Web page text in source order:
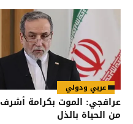
عربي ودولي
عراقجي: الموت بكرامة أشرف
من الحياة بالذل